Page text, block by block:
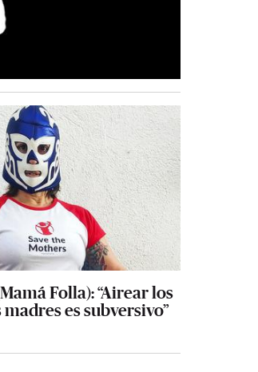
Folla): “Airear los
es subversivo”